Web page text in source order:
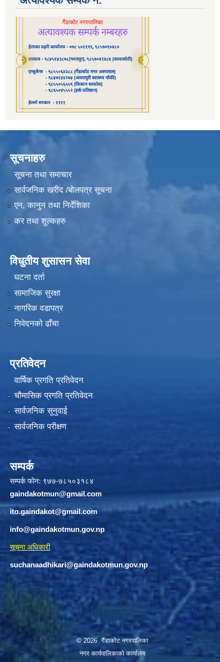
सूचनाहरु
सूचना तथा समाचार
सार्वजनिक खरीद /बोलपत्र सूचना
एन, कानुन तथा निर्देशिका
कर तथा शुल्कहरु
विधुतीय शुसासन सेवा
घटना दर्ता
सामाजिक सुरक्षा
नागरिक वडापत्र
निवेदनको ढाँचा
प्रतिवेदन
वार्षिक प्रगति प्रतिवेदन
चौमासिक प्रगति प्रतिवेदन
सार्वजनिक सुनुवाई
सार्वजनिक परीक्षण
सम्पर्क
सम्पर्क फोन: ९७७-७८५०३१८४
gaindakotmun@gmail.com
ito.gaindakot@gmail.com
info@gaindakotmun.gov.np
सूचना अधिकारी
suchanaadhikari@gaindakotmun.gov.np
© 2026 गैंडाकोट नगरपालिका
नगर कार्यपालिकाको कार्यालय